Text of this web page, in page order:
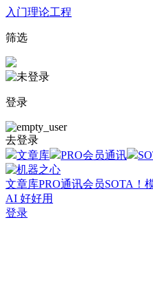
入门理论工程
筛选
登录
去登录
文章库
PRO会员通讯
文章库PRO通讯会员SOTA！
AI 好好用
登录